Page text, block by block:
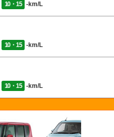
10・15 -km/L
10・15 -km/L
10・15 -km/L